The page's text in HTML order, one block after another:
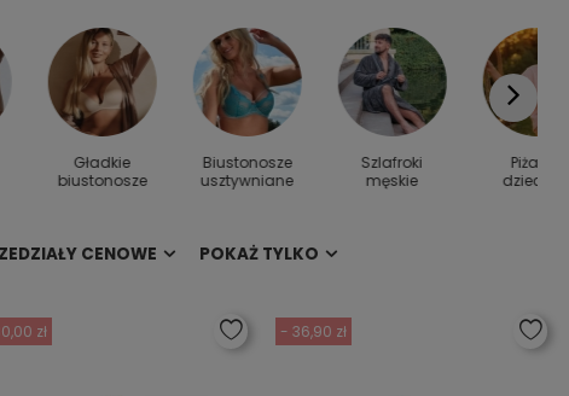
Gładkie
biustonosze
Biustonosze
usztywniane
Szlafroki
męskie
Piżamy
CENOWE POKAŻ TYLKO
zł - 36,90 zł